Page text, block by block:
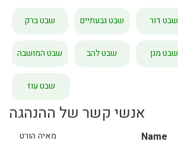
שבט ברק שבט גבעתיים שבט דור
שבט המושבה שבט להב שבט מגן
שבט עוז
אנשי קשר של ההנהגה
Name מאיה הורט